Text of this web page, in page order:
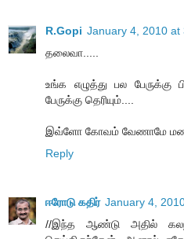
R.Gopi January 4, 2010 at
தலைவா.....
உங்க எழுத்து பல பேருக்கு
பேருக்கு தெரியும்....
இவ்ளோ கோவம் வேணாமே
Reply
ஈரோடு கதிர் January 4,
//இந்த ஆண்டு அதில்